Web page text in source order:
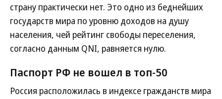
страну практически нет. Это одно из беднейших
государств мира по уровню доходов на душу
населения, чей рейтинг свободы переселения,
согласно данным QNI, равняется нулю.
Паспорт РФ не вошел в топ-50
Россия расположилась в индексе гражданств мира